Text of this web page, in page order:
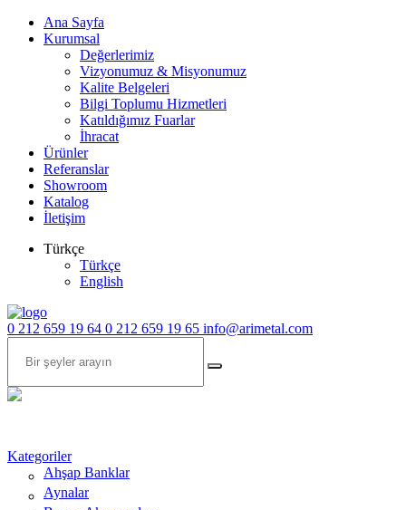
Ana Sayfa
Kurumsal
Değerlerimiz
Vizyonumuz & Misyonumuz
Kalite Belgeleri
Bilgi Toplumu Hizmetleri
Katıldığımız Fuarlar
İhracat
Ürünler
Referanslar
Showroom
Katalog
İletişim
Türkçe
Türkçe
English
0 212 659 19 64 0 212 659 19 65 info@arimetal.com
Kategoriler
Ahşap Banklar
Aynalar